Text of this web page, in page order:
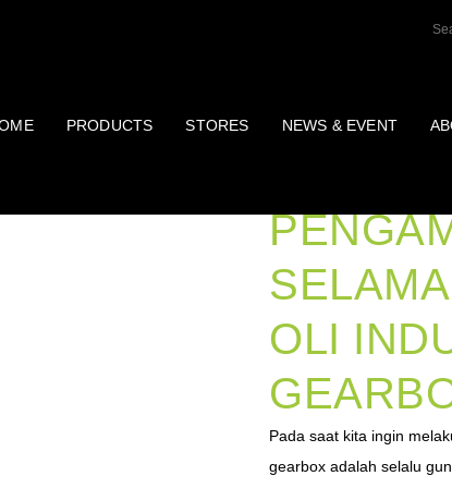
PRODUCTS STORES NEWS & EVENT
OLI
Pada saat kita ingin
gearbox adalah selalu